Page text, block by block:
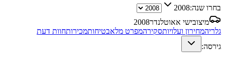
בחרו שנה:2008
מיצובישי אאוטלנדר2008
גלריהמחירון ועלויותסקירהמפרט מלאבטיחותמכירותחוות דעת
גירסה: